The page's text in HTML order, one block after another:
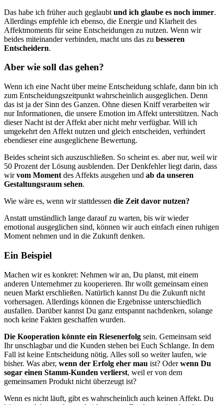
Das habe ich früher auch geglaubt und ich glaube es noch immer.
Allerdings empfehle ich ebenso, die Energie und Klarheit des
Affektmoments für seine Entscheidungen zu nutzen. Wenn wir
beides miteinander verbinden, macht uns das zu besseren
Entscheidern.
Aber wie soll das gehen?
Wenn ich eine Nacht über meine Entscheidung schlafe, dann bin ich
zum Entscheidungszeitpunkt wahrscheinlich ausgeglichen. Denn
das ist ja der Sinn des Ganzen. Ohne diesen Kniff verarbeiten wir
nur Informationen, die unsere Emotion im Affekt unterstützen. Nach
dieser Nacht ist der Affekt aber nicht mehr verfügbar. Will ich
umgekehrt den Affekt nutzen und gleich entscheiden, verhindert
ebendieser eine ausgeglichene Bewertung.
Beides scheint sich auszuschließen. So scheint es. aber nur, weil wir
50 Prozent der Lösung ausblenden. Der Denkfehler liegt darin, dass
wirvom Moment des Affekts ausgehen und ab da unseren
Gestaltungsraum sehen.
Wie wäre es, wenn wir stattdessen die Zeit davor nutzen?
Anstatt umständlich lange darauf zu warten, bis wir wieder
emotional ausgeglichen sind, können wir auch einfach einen ruhigen
Moment nehmen und in die Zukunft denken.
Ein Beispiel
Machen wir es konkret: Nehmen wir an, Du planst, mit einem
anderen Unternehmer zu kooperieren. Ihr wollt gemeinsam einen
neuen Markt erschließen. Natürlich kannst Du die Zukunft nicht
vorhersagen. Allerdings können die Ergebnisse unterschiedlich
ausfallen. Darüber kannst Du ganz entspannt nachdenken, solange
noch keine Fakten geschaffen wurden.
Die Kooperation könnte ein Riesenerfolg sein. Gemeinsam seid
Ihr unschlagbar und die Kunden stehen bei Euch Schlange. In dem
Fall ist keine Entscheidung nötig. Alles soll so weiter laufen, wie
bisher. Was aber, wenn der Erfolg eher mau ist? Oderwenn Du
sogar einen Stamm-Kunden verlierst, weil er von dem
gemeinsamen Produkt nicht überzeugt ist?
Wenn es nicht läuft, gibt es wahrscheinlich auch keinen Affekt. Du